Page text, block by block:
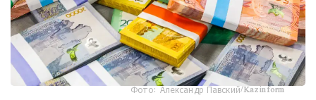
Фото: Александр Павский/Kazinform